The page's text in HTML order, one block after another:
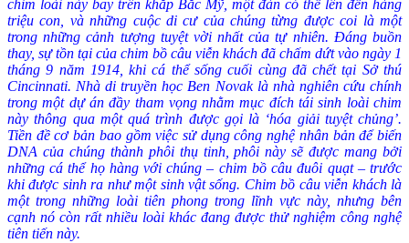
chim loài này bay trên khắp Bắc Mỹ, một đàn có thể lên đến hàng
triệu con, và những cuộc di cư của chúng từng được coi là một
trong những cảnh tượng tuyệt vời nhất của tự nhiên. Đáng buồn
thay, sự tồn tại của chim bồ câu viễn khách đã chấm dứt vào ngày 1
tháng 9 năm 1914, khi cá thể sống cuối cùng đã chết tại Sở thú
Cincinnati. Nhà di truyền học Ben Novak là nhà nghiên cứu chính
trong một dự án đầy tham vọng nhằm mục đích tái sinh loài chim
này thông qua một quá trình được gọi là ‘hóa giải tuyệt chủng’.
Tiền đề cơ bản bao gồm việc sử dụng công nghệ nhân bản để biến
DNA của chúng thành phôi thụ tinh, phôi này sẽ được mang bởi
những cá thể họ hàng với chúng – chim bồ câu đuôi quạt – trước
khi được sinh ra như một sinh vật sống. Chim bồ câu viễn khách là
một trong những loài tiên phong trong lĩnh vực này, nhưng bên
cạnh nó còn rất nhiều loài khác đang được thử nghiệm công nghệ
tiên tiến này.